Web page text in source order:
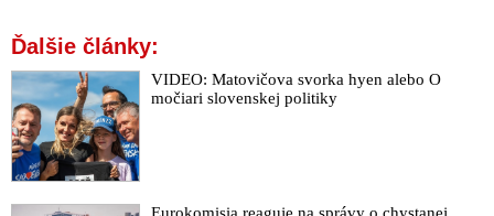
Ďalšie články:
VIDEO: Matovičova svorka hyen alebo O
močiari slovenskej politiky